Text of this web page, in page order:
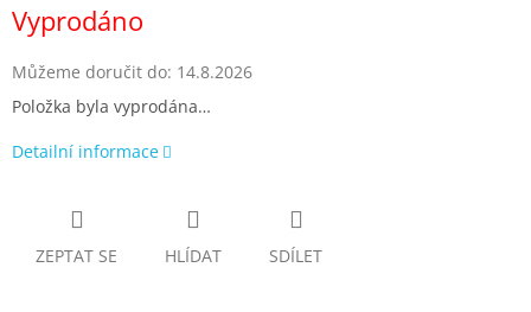
cena:
Vyprodáno
Můžeme doručit do: 14.8.2026
Položka byla vyprodána…
Detailní informace
ZEPTAT SE HLÍDAT SDÍLET